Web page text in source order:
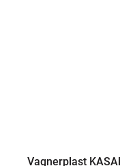
Vagnerplast